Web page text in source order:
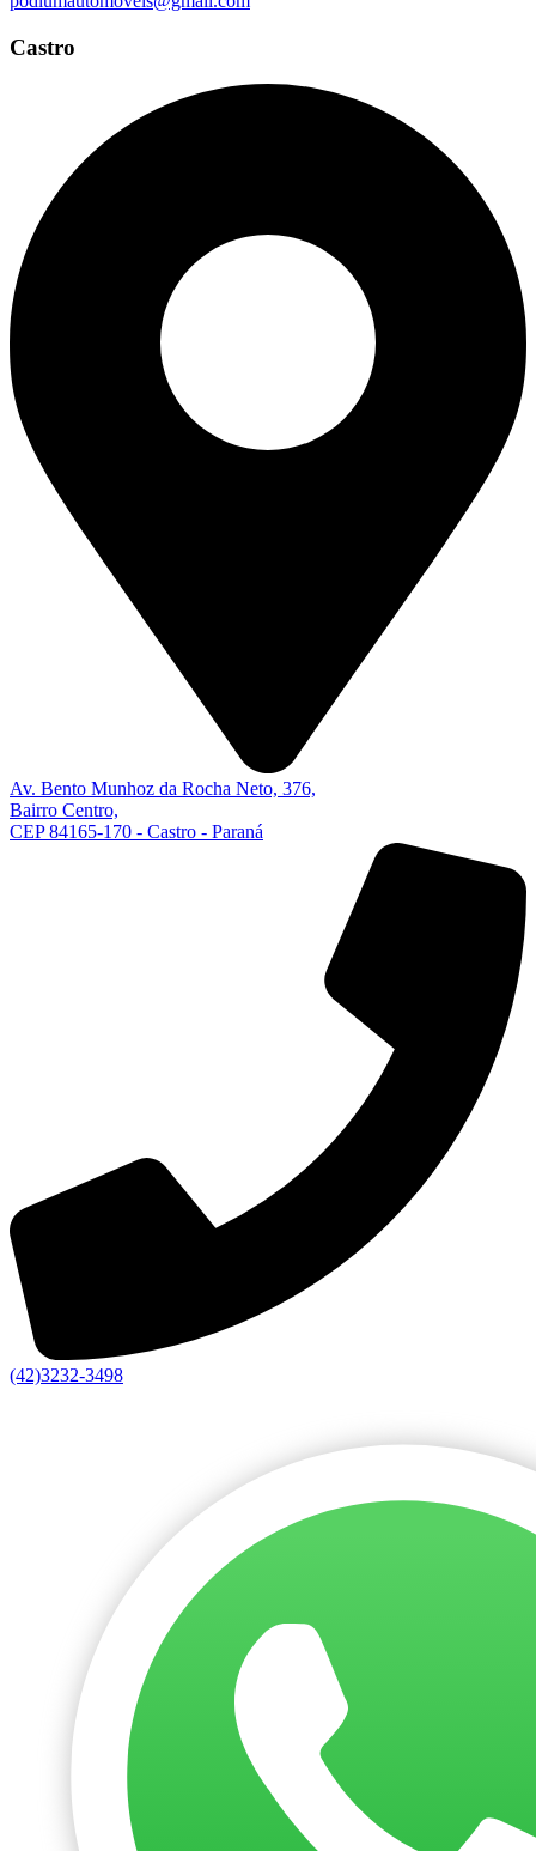
Castro
Av. Bento Munhoz da Rocha Neto, 376,
Bairro Centro,
CEP 84165-170 - Castro - Paraná
(42)3232-3498